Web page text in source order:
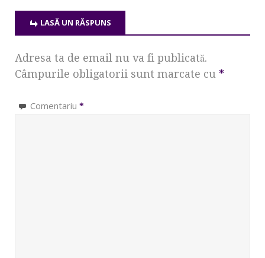
LASĂ UN RĂSPUNS
Adresa ta de email nu va fi publicată.
Câmpurile obligatorii sunt marcate cu *
Comentariu *